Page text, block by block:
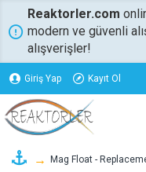
Reaktorler.com
modern ve güvenli
alışverişler!
Giriş Yap Kayıt Ol
Mag Float -